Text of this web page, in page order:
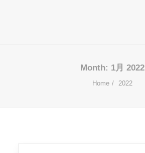
Month: 1月 2022
Home 2022